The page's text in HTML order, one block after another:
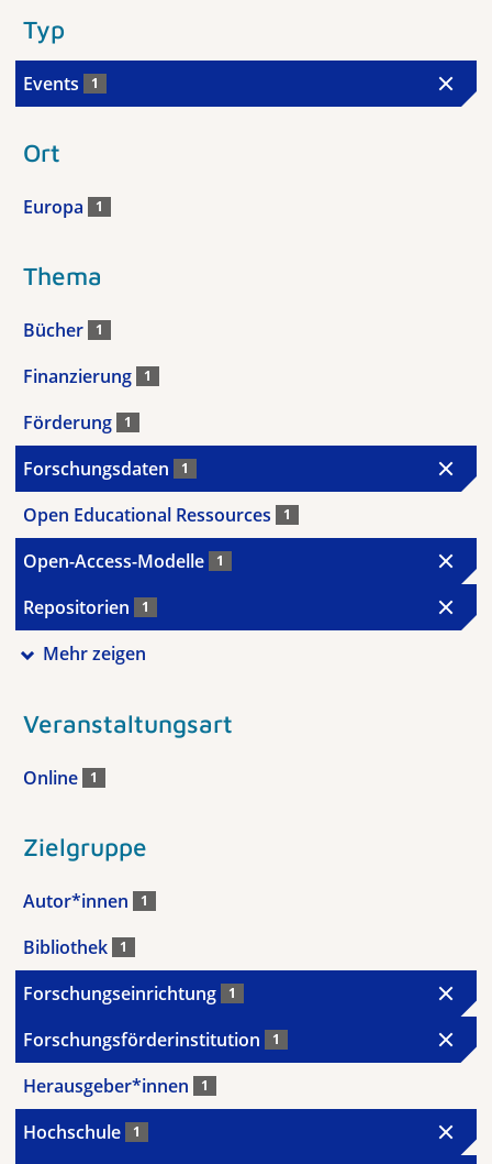
Typ
Events 1
Ort
Europa 1
Thema
Bücher 1
Finanzierung 1
Förderung 1
Forschungsdaten 1
Open Educational Ressources 1
Open-Access-Modelle 1
Repositorien 1
Mehr zeigen
Veranstaltungsart
Online 1
Zielgruppe
Autor*innen 1
Bibliothek 1
Forschungseinrichtung 1
Forschungsförderinstitution 1
Herausgeber*innen 1
Hochschule 1